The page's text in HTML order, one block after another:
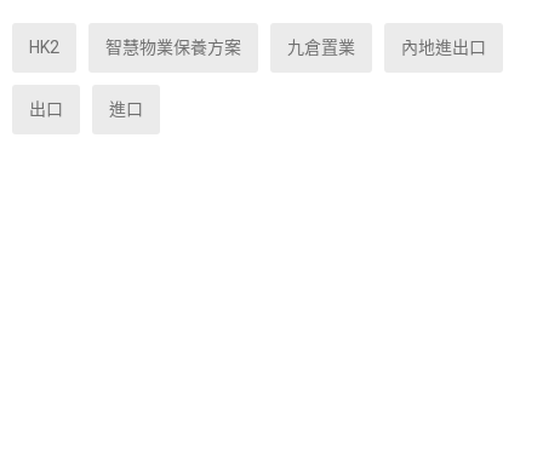
HK2 智慧物業保養方案 九倉置業 內地進出口
出口 進口